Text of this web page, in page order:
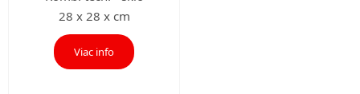
28 x 28 x cm
Viac info